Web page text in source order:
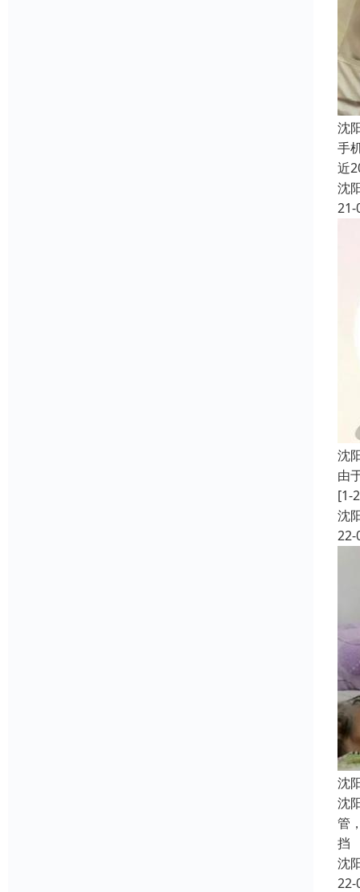
沈
手
近
沈
21-
沈
由
[1-
沈
22-
沈
沈
管
挡
沈
22-